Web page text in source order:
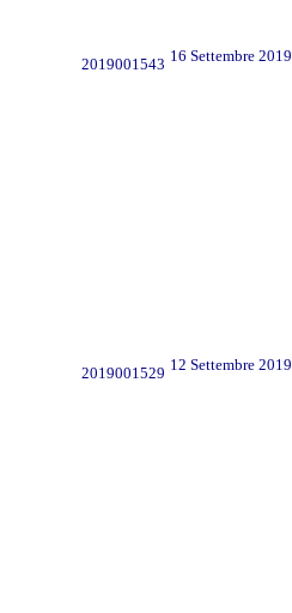
2019001543 16 Settembre 2019
2019001529 12 Settembre 2019